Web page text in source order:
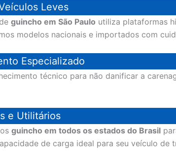
Leves
guincho em São Paulo utiliza plataformas
modelos nacionais e importados com
Especializado
técnico para não danificar a
e Utilitários
guincho em todos os estados do Brasil
de carga ideal para seu veículo de